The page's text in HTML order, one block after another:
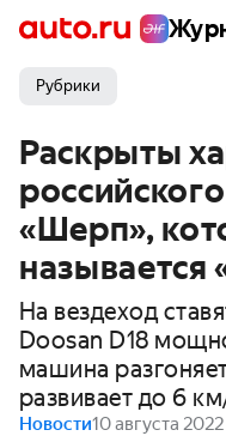
Рубрики
Раскрыты
«Шерп»,
называется
На вездеход
Doosan D18
машина
развивает до 6
Новости10 августа 2022